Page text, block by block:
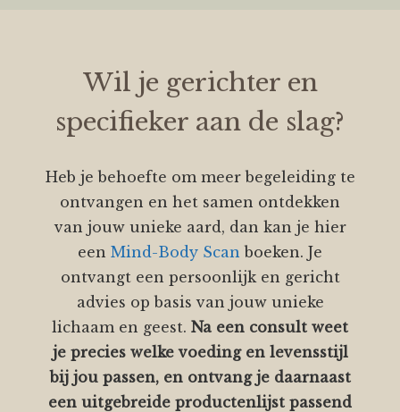
Wil je gerichter en
specifieker aan de slag?
Heb je behoefte om meer begeleiding te
ontvangen en het samen ontdekken
van jouw unieke aard, dan kan je hier
een Mind-Body Scan boeken. Je
ontvangt een persoonlijk en gericht
advies op basis van jouw unieke
lichaam en geest. Na een consult weet
je precies welke voeding en levensstijl
bij jou passen, en ontvang je daarnaast
een uitgebreide productenlijst passend